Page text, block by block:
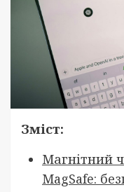
Зміст:
Магнітний
MagSafe: